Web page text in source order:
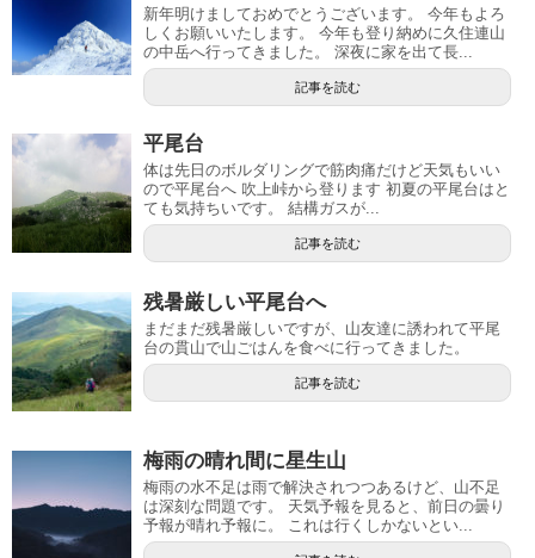
新年明けましておめでとうございます。 今年もよろ
しくお願いいたします。 今年も登り納めに久住連山
の中岳へ行ってきました。 深夜に家を出て長...
記事を読む
平尾台
体は先日のボルダリングで筋肉痛だけど天気もいい
ので平尾台へ 吹上峠から登ります 初夏の平尾台はと
ても気持ちいです。 結構ガスが...
記事を読む
残暑厳しい平尾台へ
まだまだ残暑厳しいですが、山友達に誘われて平尾
台の貫山で山ごはんを食べに行ってきました。
記事を読む
梅雨の晴れ間に星生山
梅雨の水不足は雨で解決されつつあるけど、山不足
は深刻な問題です。 天気予報を見ると、前日の曇り
予報が晴れ予報に。 これは行くしかないとい...